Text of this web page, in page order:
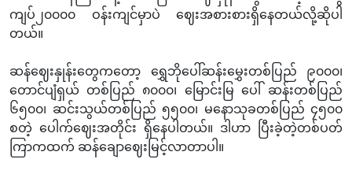
ကျပ်၂၀၀၀၀ ဝန်းကျင်မှာပဲ ဈေးအစားစားရှိနေတယ်လို့ဆိုပါ
တယ်။
ဆန်ဈေးနှုန်းတွေကတော့ ရွှေဘိုပေါ်ဆန်းမွှေးတစ်ပြည် ၉၀၀၀၊
တောင်ပျံရှယ် တစ်ပြည် ၈၀၀၀၊ မြောင်းမြ ပေါ် ဆန်းတစ်ပြည်
၆၅၀၀၊ ဆင်းသွယ်တစ်ပြည် ၅၅၀၀၊ မနောသုခတစ်ပြည် ၄၅၀၀
စတဲ့ ပေါက်ဈေးအတိုင်း ရှိနေပါတယ်။ ဒါဟာ ပြီးခဲ့တဲ့တစ်ပတ်
ကြာကထက် ဆန်ချောဈေးမြင့်လာတာပါ။